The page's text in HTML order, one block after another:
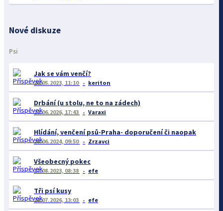
Nové diskuze
Psi
Jak se vám venčí?
26.05.2023, 11:10 keriton
Drbání (u stolu, ne to na zádech)
23.06.2026, 17:43 Varaxi
Hlídání, venčení psů-Praha- doporučení či naopak
28.06.2024, 09:50 Zrzavci
Všeobecný pokec
17.08.2023, 08:38 efe
Tři psí kusy
28.07.2026, 13:03 efe